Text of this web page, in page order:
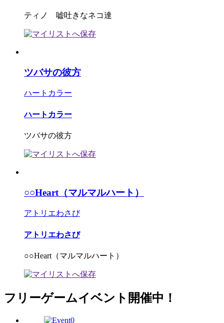
ティノ 嘘吐きなネコ達
ツバサの彼方
ハートカラー
ハートカラー
ツバサの彼方
○○Heart（マルマルハート）
アトリエわさび
アトリエわさび
○○Heart（マルマルハート）
フリーゲームイベント開催中！